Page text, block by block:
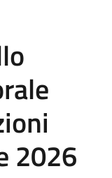
2026